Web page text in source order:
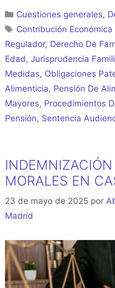
Categorías
Cuestiones generales,
Etiquetas
Contribución Económica
Regulador, Derecho De
Edad, Jurisprudencia
Medidas, Obligaciones
Alimenticia, Pensión De
Mayores, Procedimientos
Pensión, Sentencia
MORALES EN
23 de mayo de 2025 por
Madrid